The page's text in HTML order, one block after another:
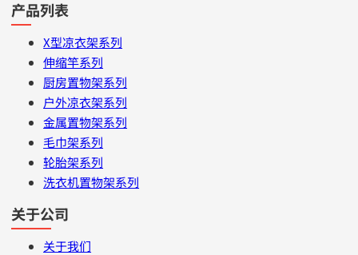
产品列表
X型凉衣架系列
伸缩竿系列
厨房置物架系列
户外凉衣架系列
金属置物架系列
毛巾架系列
轮胎架系列
洗衣机置物架系列
关于公司
关于我们